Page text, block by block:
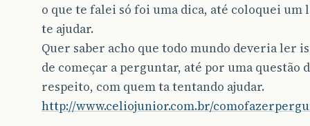
o que te falei só foi uma dica, até coloquei um
te ajudar.
Quer saber acho que todo mundo deveria ler
de começar a perguntar, até por uma questão
respeito, com quem ta tentando ajudar.
http://www.celiojunior.com.br/